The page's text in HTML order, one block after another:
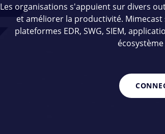
Les organisations s'appuient sur divers
et améliorer la productivité.
plateformes EDR, SWG, SIEM,